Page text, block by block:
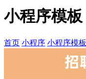
小程序模板
首页 小程序 小程序模板